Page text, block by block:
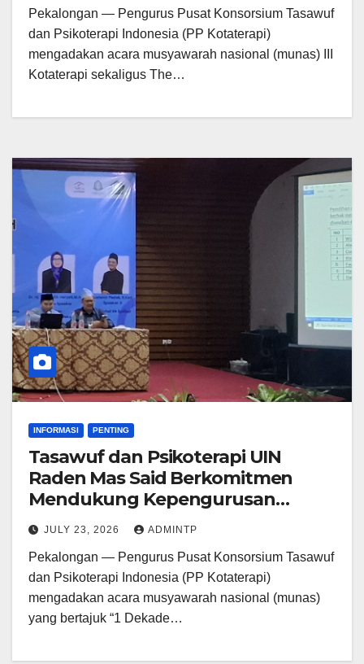
Pekalongan — Pengurus Pusat Konsorsium Tasawuf
dan Psikoterapi Indonesia (PP Kotaterapi)
mengadakan acara musyawarah nasional (munas) III
Kotaterapi sekaligus The…
INFORMASI PENTING
Tasawuf dan Psikoterapi UIN
Raden Mas Said Berkomitmen
Mendukung Kepengurusan
Kotaterapi Periode 2026-2030
JULY 23, 2026 ADMINTP
Pekalongan — Pengurus Pusat Konsorsium Tasawuf
dan Psikoterapi Indonesia (PP Kotaterapi)
mengadakan acara musyawarah nasional (munas)
yang bertajuk “1 Dekade…